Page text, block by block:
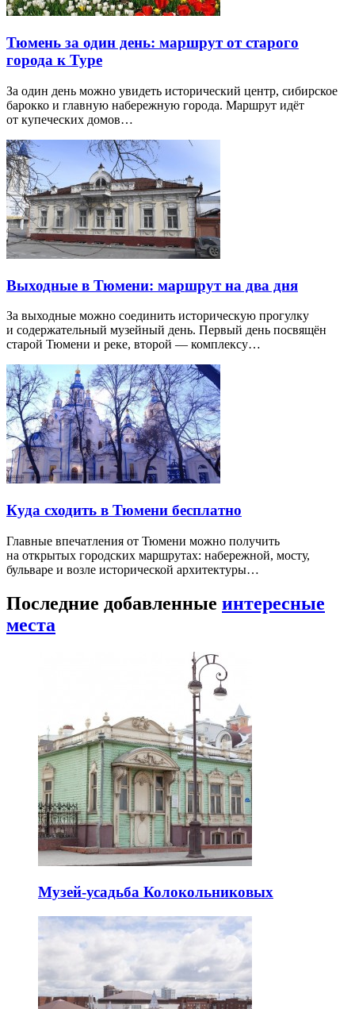
Тюмень за один день: маршрут от старого
города к Туре
За один день можно увидеть исторический центр, сибирское
барокко и главную набережную города. Маршрут идёт
от купеческих домов…
Выходные в Тюмени: маршрут на два дня
За выходные можно соединить историческую прогулку
и содержательный музейный день. Первый день посвящён
старой Тюмени и реке, второй — комплексу…
Куда сходить в Тюмени бесплатно
Главные впечатления от Тюмени можно получить
на открытых городских маршрутах: набережной, мосту,
бульваре и возле исторической архитектуры…
Последние добавленные интересные
места
Музей-усадьба Колокольниковых